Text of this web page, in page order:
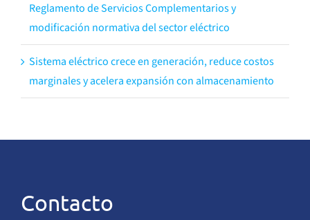
Reglamento de Servicios Complementarios y
modificación normativa del sector eléctrico
Sistema eléctrico crece en generación, reduce costos
marginales y acelera expansión con almacenamiento
Contacto